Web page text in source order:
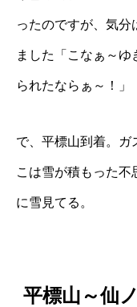
ったのですが、気分
ました「こなぁ～
られたならぁ～！」
で、平標山到着。ガ
こは雪が積もった
に雪見てる。
平標山～仙